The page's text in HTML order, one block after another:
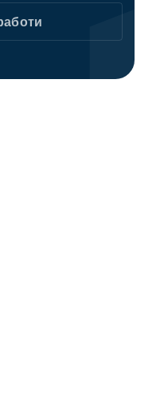
Reservio, гейминг
включително